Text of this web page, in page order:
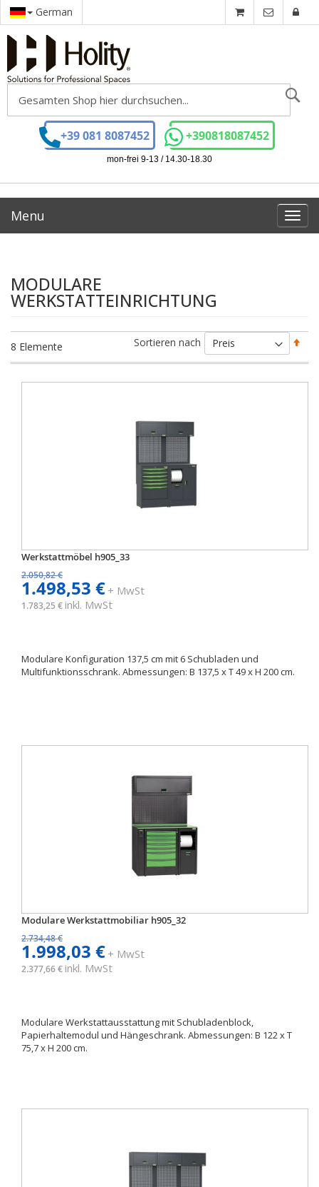
German
+39 081 8087452 +390818087452
mon-frei 9-13 / 14.30-18.30
Menu
MODULARE
WERKSTATTEINRICHTUNG
8 Elemente Sortieren nach
Werkstattmöbel h905_33
2.050,82 €
1.498,53 €+ MwSt
1.783,25 € inkl. MwSt
Modulare Konfiguration 137,5 cm mit 6 Schubladen und
Multifunktionsschrank. Abmessungen: B 137,5 x T 49 x H 200 cm.
Modulare Werkstattmobiliar h905_32
2.734,48 €
1.998,03 €+ MwSt
2.377,66 € inkl. MwSt
Modulare Werkstattausstattung mit Schubladenblock,
Papierhaltemodul und Hängeschrank. Abmessungen: B 122 x T
75,7 x H 200 cm.